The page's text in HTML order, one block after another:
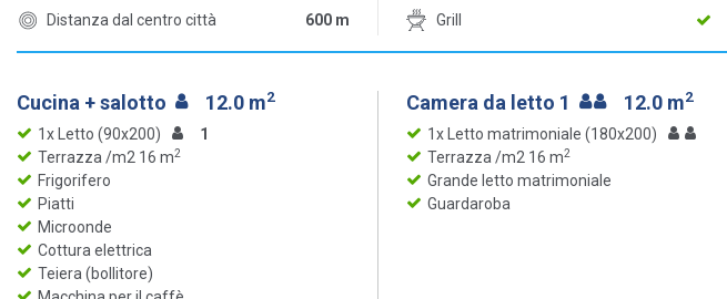
Distanza dal centro città
600 m Grill
Cucina + salotto 12.0 m2
1x Letto (90x200)
1
Terrazza /m2 16 m2
Frigorifero
Piatti
Microonde
Cottura elettrica
Teiera (bollitore)
Camera da letto 1 12.0 m2
1x Letto matrimoniale (180x200)
Terrazza /m2 16 m2
Grande letto matrimoniale
Guardaroba